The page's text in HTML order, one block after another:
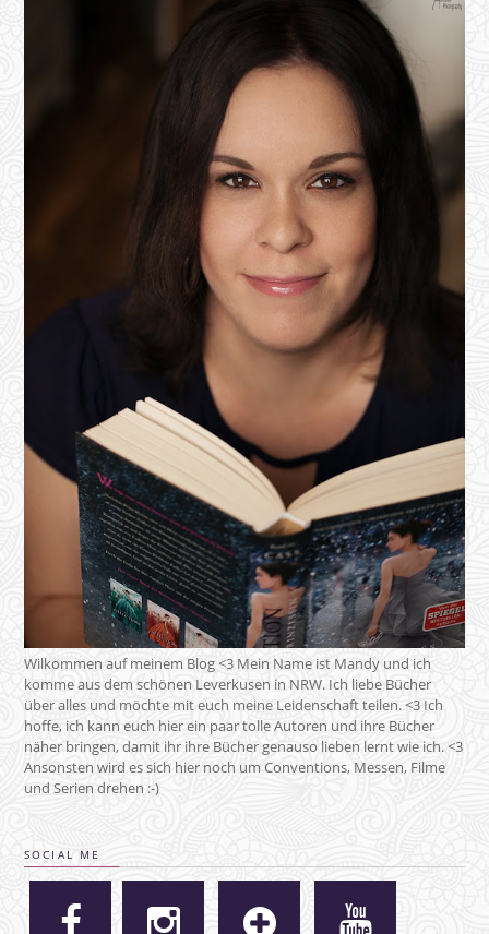
Wilkommen auf meinem Blog <3 Mein Name ist Mandy und ich
komme aus dem schönen Leverkusen in NRW. Ich liebe Bücher
über alles und möchte mit euch meine Leidenschaft teilen. <3 Ich
hoffe, ich kann euch hier ein paar tolle Autoren und ihre Bücher
näher bringen, damit ihr ihre Bücher genauso lieben lernt wie ich. <3
Ansonsten wird es sich hier noch um Conventions, Messen, Filme
und Serien drehen :-)
SOCIAL ME